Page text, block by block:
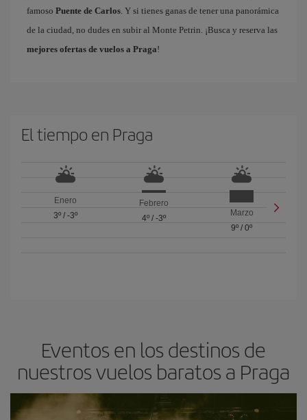
famoso Puente de Carlos. Y si tienes ganas de tener una panorámica
de la ciudad, no dudes en subir al Monte Petrin. ¡Busca y reserva las
mejores ofertas de vuelos a Praga!
El tiempo en Praga
Enero
3º/ -3º
Febrero
4º/ -3º
Marzo
9º /0º
Eventos en los destinos de
nuestros vuelos baratos a Praga